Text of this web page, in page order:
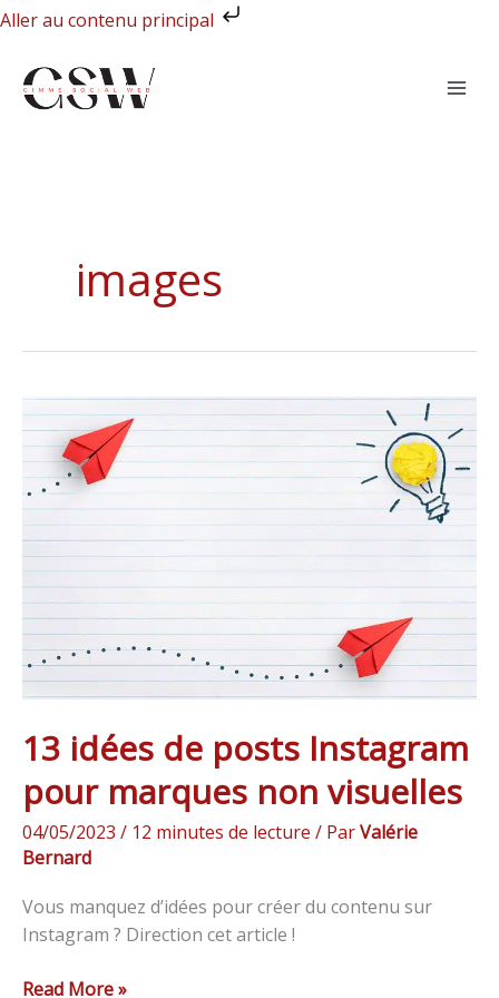
Aller au contenu principal
Aller
contenu
images
13 idées de posts Instagram
pour marques non visuelles
04/05/2023 / 12 minutes de lecture / ParValérie
Bernard
Vous manquez d’idées pour créer du contenu sur
Instagram ? Direction cet article !
13
idées
de
posts
Instagram
pour
marques
non
visuelles
Read More »